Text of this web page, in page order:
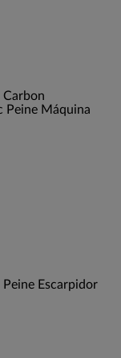
Peine Máquina
Escarpidor